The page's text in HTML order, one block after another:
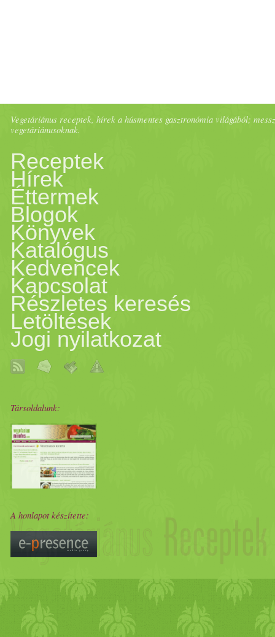
Vegetáriánus receptek, hírek a húsmentes gasztronómia világából;
vegetáriánusoknak.
Receptek
Hírek
Éttermek
Blogok
Könyvek
Katalógus
Kedvencek
Kapcsolat
Részletes keresés
Letöltések
Jogi nyilatkozat
Társoldalunk:
A honlapot készítette: